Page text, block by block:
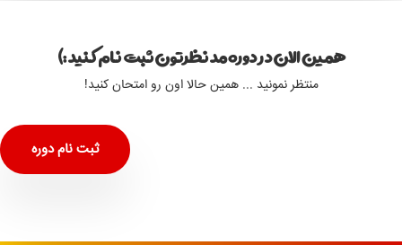
همین الان در دوره مد نظرتون ثبت نام کنید :)
منتظر نمونید ... همین حالا اون رو امتحان کنید!
ثبت نام دوره